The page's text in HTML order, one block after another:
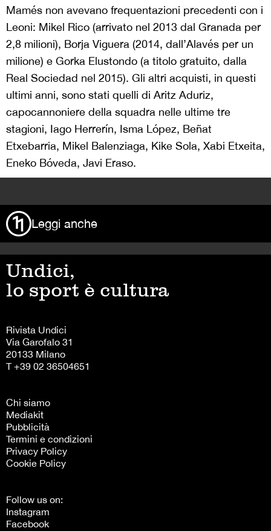
Mamés non avevano frequentazioni precedenti con i
Leoni: Mikel Rico (arrivato nel 2013 dal Granada per
2,8 milioni), Borja Viguera (2014, dall’Alavés per un
milione) e Gorka Elustondo (a titolo gratuito, dalla
Real Sociedad nel 2015). Gli altri acquisti, in questi
ultimi anni, sono stati quelli di Aritz Aduriz,
capocannoniere della squadra nelle ultime tre
stagioni, Iago Herrerín, Isma López, Beñat
Etxebarria, Mikel Balenziaga, Kike Sola, Xabi Etxeita,
Eneko Bóveda, Javi Eraso.
Leggi anche
Undici,
lo sport è cultura
Rivista Undici
Via Garofalo 31
20133 Milano
T +39 02 36504651
Chi siamo
Mediakit
Pubblicità
Termini e condizioni
Privacy Policy
Cookie Policy
Follow us on:
Instagram
Facebook